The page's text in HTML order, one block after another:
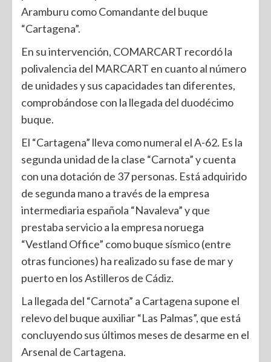
Aramburu como Comandante del buque
“Cartagena”.
En su intervención, COMARCART recordó la
polivalencia del MARCART en cuanto al número
de unidades y sus capacidades tan diferentes,
comprobándose con la llegada del duodécimo
buque.
El “Cartagena” lleva como numeral el A-62. Es la
segunda unidad de la clase “Carnota” y cuenta
con una dotación de 37 personas. Está adquirido
de segunda mano a través de la empresa
intermediaria española “Navaleva” y que
prestaba servicio a la empresa noruega
“Vestland Office” como buque sísmico (entre
otras funciones) ha realizado su fase de mar y
puerto en los Astilleros de Cádiz.
La llegada del “Carnota” a Cartagena supone el
relevo del buque auxiliar “Las Palmas”, que está
concluyendo sus últimos meses de desarme en el
Arsenal de Cartagena.